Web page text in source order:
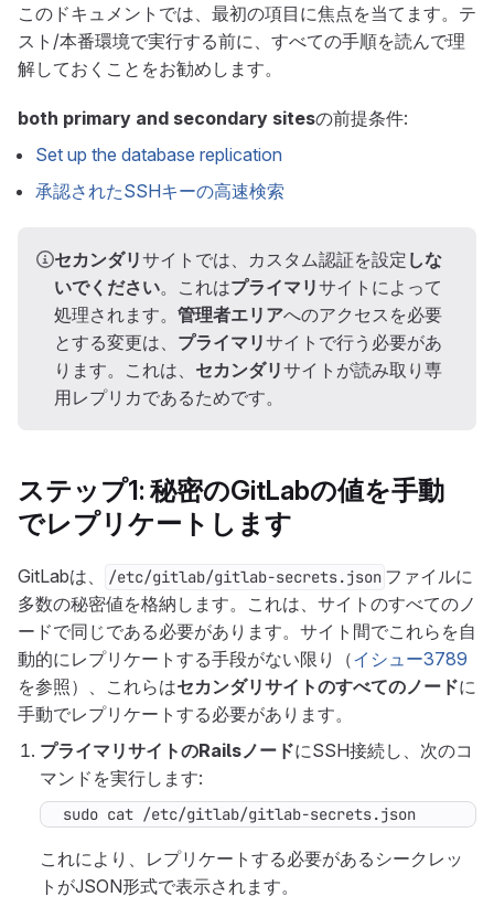
このドキュメントでは、最初の項目に焦点を当てます。テ
スト/本番環境で実行する前に、すべての手順を読んで理
解しておくことをお勧めします。
both primary and secondary sitesの前提条件:
Set up the database replication
承認されたSSHキーの高速検索
セカンダリサイトでは、カスタム認証を設定 しな
いでください。これはプライマリサイトによって
処理されます。 管理者エリアへのアクセスを必要
とする変更は、 プライマリサイトで行う必要があ
ります。これは、 セカンダリサイトが読み取り専
用レプリカであるためです。
ステップ1: 秘密のGitLabの値を手動
でレプリケートします
GitLabは、 /etc/gitlab/gitlab-secrets.json ファイルに
多数の秘密値を格納します。これは、サイトのすべてのノ
ードで同じである必要があります。サイト間でこれらを自
動的にレプリケートする手段がない限り（イシュー3789
を参照）、これらはセカンダリサイトのすべてのノードに
手動でレプリケートする必要があります。
プライマリサイトのRailsノードにSSH接続し、次のコ
マンドを実行します:
sudo cat /etc/gitlab/gitlab-secrets.json
これにより、レプリケートする必要があるシークレッ
トがJSON形式で表示されます。